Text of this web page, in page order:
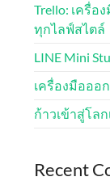
Trello: เครื่อ
ทุกไลฟ์สไตล์
LINE Mini
เครื่องมือออ
ก้าวเข้าสู่โล
Recent